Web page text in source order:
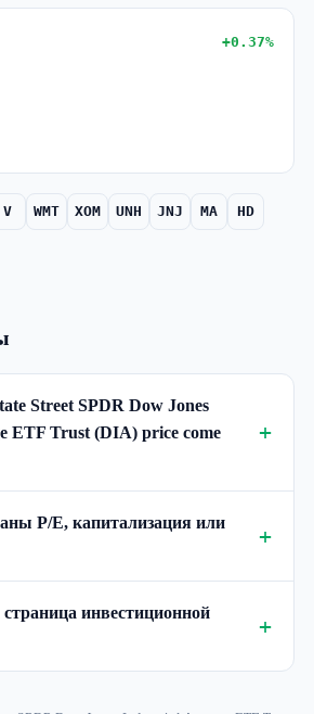
+0.37%
V WMT XOM UNH JNJ MA HD
Street SPDR Dow Jones
ETF Trust (DIA) price come
P/E, капитализация или
инвестиционной